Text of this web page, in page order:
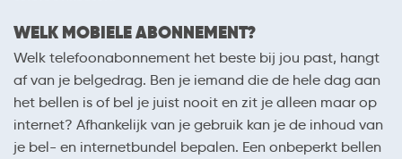
WELK MOBIELE ABONNEMENT?
Welk telefoonabonnement het beste bij jou past, hangt
af van je belgedrag. Ben je iemand die de hele dag aan
het bellen is of bel je juist nooit en zit je alleen maar op
internet? Afhankelijk van je gebruik kan je de inhoud van
je bel- en internetbundel bepalen. Een onbeperkt bellen